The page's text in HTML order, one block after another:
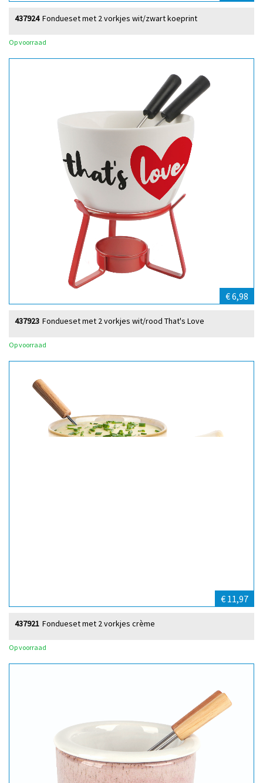
Fondueset met 2 vorkjes wit/zwart koeprint
437924
Op voorraad
€ 6,98
Fondueset met 2 vorkjes wit/rood That's Love
437923
Op voorraad
€ 11,97
Fondueset met 2 vorkjes crème
437921
Op voorraad